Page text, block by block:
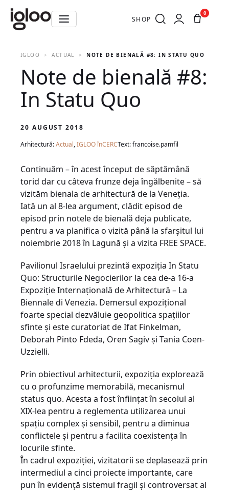
SHOP
0
IGLOO ACTUAL NOTE DE BIENALĂ #8: IN STATU QUO
Note de bienală #8:
In Statu Quo
20 AUGUST 2018
Arhitectură:Actual,IGLOO înCERCText: francoise.pamfil
Continuăm – în acest început de săptămână
torid dar cu câteva frunze deja îngălbenite – să
vizităm bienala de arhitectură de la Veneția.
Iată un al 8-lea argument, clădit episod de
episod prin notele de bienală deja publicate,
pentru a va planifica o vizită până la sfarșitul lui
noiembrie 2018 în Lagună și a vizita FREE SPACE.
Pavilionul Israelului prezintă expoziția In Statu
Quo: Structurile Negocierilor la cea de-a 16-a
Expoziție Internațională de Arhitectură – La
Biennale di Venezia. Demersul expozițional
foarte special dezvăluie geopolitica spațiilor
sfinte și este curatoriat de Ifat Finkelman,
Deborah Pinto Fdeda, Oren Sagiv și Tania Coen-
Uzzielli.
Prin obiectivul arhitecturii, expoziția explorează
cu o profunzime memorabilă, mecanismul
status quo. Acesta a fost înființat în secolul al
XIX-lea pentru a reglementa utilizarea unui
spațiu complex și sensibil, pentru a diminua
conflictele și pentru a facilita coexistența în
locurile sfinte.
În cadrul expoziției, vizitatorii se deplasează prin
intermediul a cinci proiecte importante, care
pun în evidență sistemul fragil și controversat al